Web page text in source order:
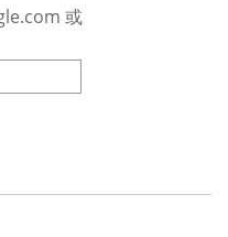
或